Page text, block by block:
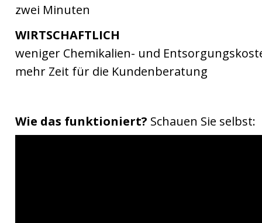
zwei Minuten
WIRTSCHAFTLICH
weniger Chemikalien- und
mehr Zeit für die Kundenberatung
Wie das funktioniert? Schauen Sie selbst: